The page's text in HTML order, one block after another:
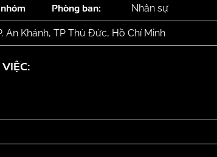
Phòng ban: Nhân sự
An Khánh, TP Thủ Đức, Hồ Chí Minh